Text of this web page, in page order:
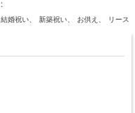
結婚祝い 新築祝い お供え リース